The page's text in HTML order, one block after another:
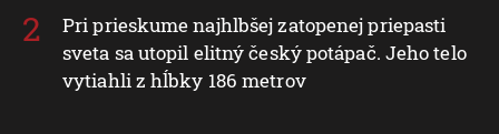
Pri prieskume najhlbšej zatopenej priepasti
sveta sa utopil elitný český potápač. Jeho telo
vytiahli z hĺbky 186 metrov